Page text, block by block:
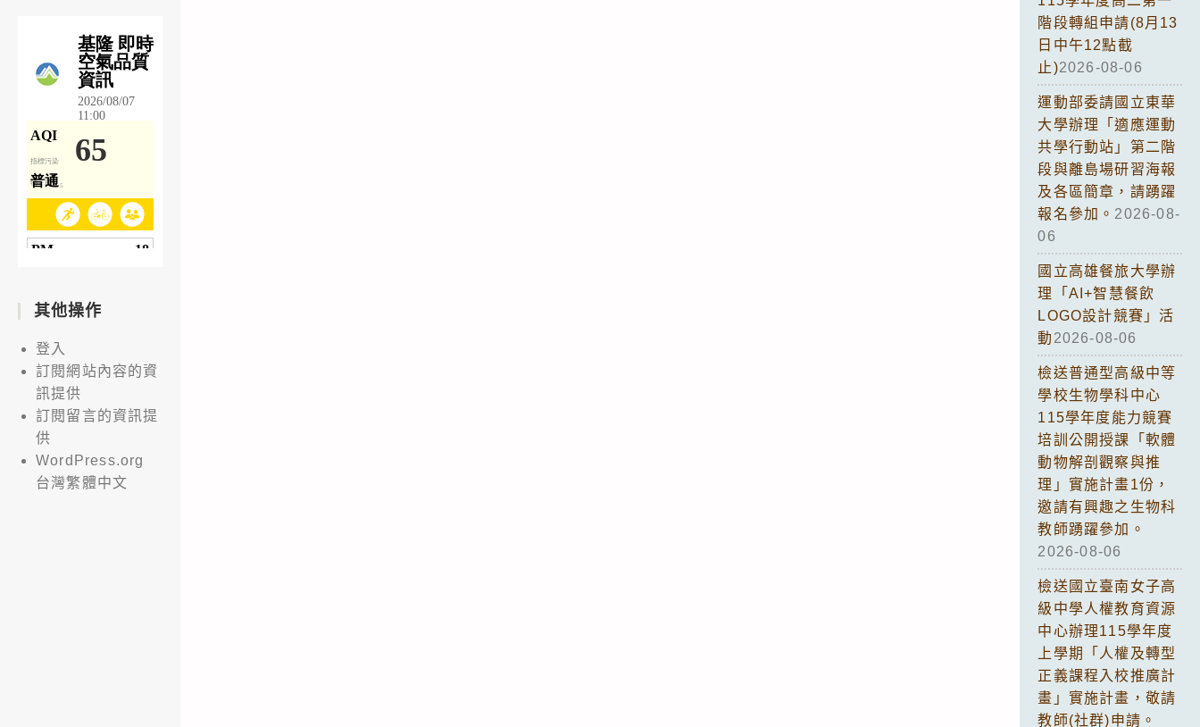
其他操作
登入
訂閱網站內容的資
訊提供
訂閱留言的資訊提
供
WordPress.org
台灣繁體中文
階段轉組申請(8月13
日中午12點截
止)2026-08-06
運動部委請國立東華
大學辦理「適應運動
共學行動站」第二階
段與離島場研習海報
及各區簡章，請踴躍
報名參加。 2026-08-
06
國立高雄餐旅大學辦
理「AI+智慧餐飲
LOGO設計競賽」活
動 2026-08-06
檢送普通型高級中等
學校生物學科中心
115學年度能力競賽
培訓公開授課「軟體
動物解剖觀察與推
理」實施計畫1份，
邀請有興趣之生物科
教師踴躍參加。
2026-08-06
檢送國立臺南女子高
級中學人權教育資源
中心辦理115學年度
上學期「人權及轉型
正義課程入校推廣計
畫」實施計畫，敬請
教師(社群)申請。